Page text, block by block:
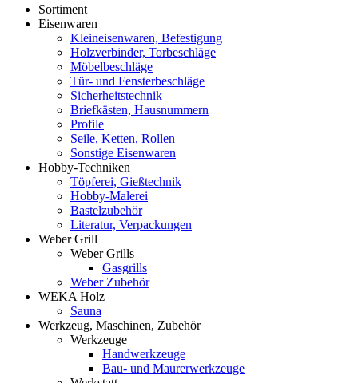
Sortiment
Eisenwaren
Kleineisenwaren, Befestigung
Holzverbinder, Torbeschläge
Möbelbeschläge
Tür- und Fensterbeschläge
Sicherheitstechnik
Briefkästen, Hausnummern
Profile
Seile, Ketten, Rollen
Sonstige Eisenwaren
Hobby-Techniken
Töpferei, Gießtechnik
Hobby-Malerei
Bastelzubehör
Literatur, Verpackungen
Weber Grill
Weber Grills
Gasgrills
Weber Zubehör
WEKA Holz
Sauna
Werkzeug, Maschinen, Zubehör
Werkzeuge
Handwerkzeuge
Bau- und Maurerwerkzeuge